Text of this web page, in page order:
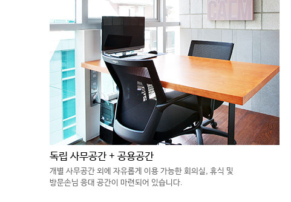
독립 사무공간 + 공용공간
개별 사무공간 외에 자유롭게 이용 가능한 회의실, 휴식 및
방문손님 응대 공간이 마련되어 있습니다.